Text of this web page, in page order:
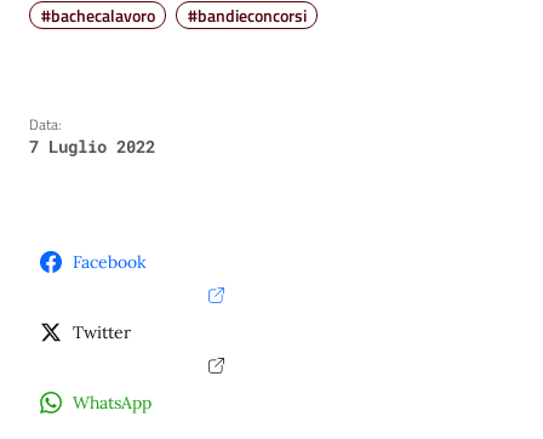
#bachecalavoro
#bandieconcorsi
Data:
7 Luglio 2022
Facebook
Twitter
WhatsApp